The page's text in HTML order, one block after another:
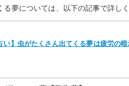
る夢については、以下の記事で詳し
い】虫がたくさん出てくる夢は疲労の